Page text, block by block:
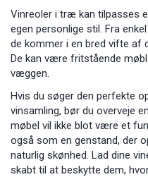
Vinreoler i træ kan tilpasses
egen personlige stil. Fra
de kommer i en bred vifte af
De kan være fritstående
væggen.
Hvis du søger den perfekte
vinsamling, bør du overveje
møbel vil ikke blot være et
også som en genstand, der
naturlig skønhed. Lad dine
skabt til at beskytte dem,